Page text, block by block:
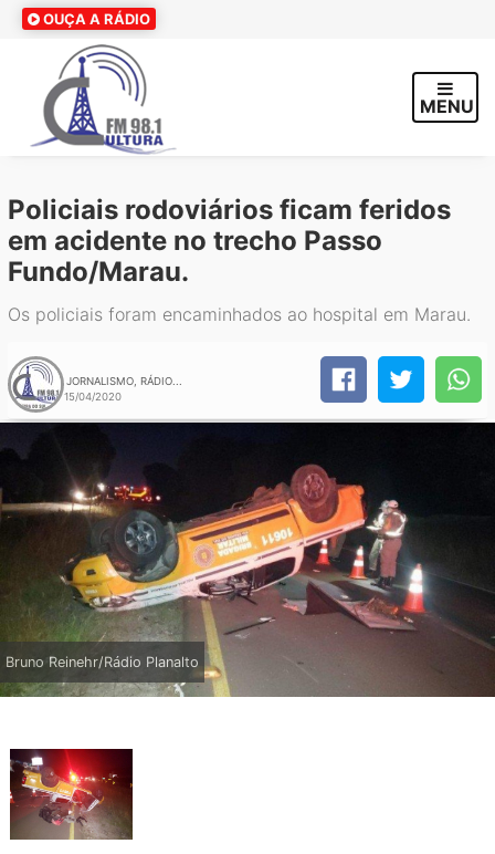
OUÇA A RÁDIO
MENU
Policiais rodoviários ficam feridos
em acidente no trecho Passo
Fundo/Marau.
Os policiais foram encaminhados ao hospital em Marau.
JORNALISMO, RÁDIO...
15/04/2020
Bruno Reinehr/Rádio Planalto